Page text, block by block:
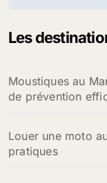
Les
Moustiques au
de prévention
Louer une moto
pratiques